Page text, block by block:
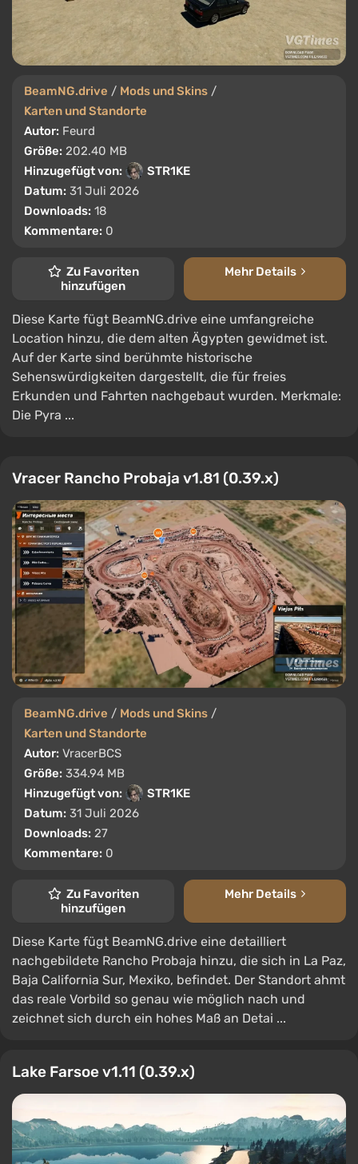
BeamNG.drive / Mods und Skins /
Karten und Standorte
Autor: Feurd
Größe: 202.40 MB
Hinzugefügt von:
STR1KE
Datum: 31 Juli 2026
Downloads: 18
Kommentare: 0
Zu Favoriten
hinzufügen
Mehr Details
Diese Karte fügt BeamNG.drive eine umfangreiche
Location hinzu, die dem alten Ägypten gewidmet ist.
Auf der Karte sind berühmte historische
Sehenswürdigkeiten dargestellt, die für freies
Erkunden und Fahrten nachgebaut wurden. Merkmale:
Die Pyra ...
Vracer Rancho Probaja v1.81 (0.39.x)
BeamNG.drive / Mods und Skins /
Karten und Standorte
Autor: VracerBCS
Größe: 334.94 MB
Hinzugefügt von:
STR1KE
Datum: 31 Juli 2026
Downloads: 27
Kommentare: 0
Zu Favoriten
hinzufügen
Mehr Details
Diese Karte fügt BeamNG.drive eine detailliert
nachgebildete Rancho Probaja hinzu, die sich in La Paz,
Baja California Sur, Mexiko, befindet. Der Standort ahmt
das reale Vorbild so genau wie möglich nach und
zeichnet sich durch ein hohes Maß an Detai ...
Lake Farsoe v1.11 (0.39.x)